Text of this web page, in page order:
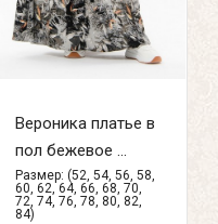
Вероника платье в
пол бежевое ...
Размер: (52, 54, 56, 58,
60, 62, 64, 66, 68, 70,
72, 74, 76, 78, 80, 82,
84)